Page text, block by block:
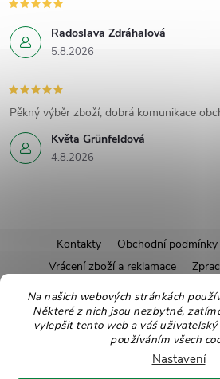
Na našich webových stránkách
Některé z nich jsou nezbytné,
vylepšit tento web a váš
používáním všech
Nastavení
Radoslava Zdráhalová
5.8.2026
Květa Grünfeldová
4.8.2026
Pěkný výběr zboží, dobrá komunikace
á
Kontakty Obchodní podmínky
Vrácení zboží a reklamace
Pravidla soutěží
Affiliate
Pro nové dodavatele
Ekologické
Copyright 2026Zdravoslav. Všechna práva